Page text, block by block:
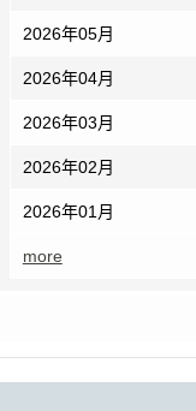
2026年05月
2026年04月
2026年03月
2026年02月
2026年01月
more